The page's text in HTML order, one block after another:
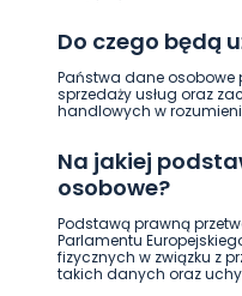
Do czego będą
Państwa dane osobowe
sprzedaży usług oraz
handlowych w
Na jakiej
osobowe?
Podstawą prawną
Parlamentu
fizycznych w związku z
takich danych oraz